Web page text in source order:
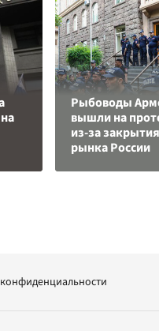
Рыбоводы
вышли на
из-за закрытия
рынка России